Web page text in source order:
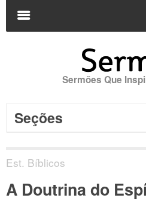
m
Sermões Que
Seções
Est. Bíblicos
A Doutrina do